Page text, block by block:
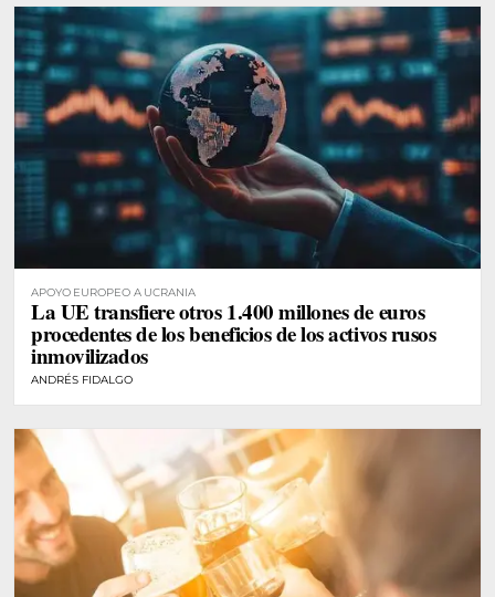
APOYO EUROPEO A UCRANIA
La UE transfiere otros 1.400 millones de euros
procedentes de los beneficios de los activos rusos
inmovilizados
ANDRÉS FIDALGO